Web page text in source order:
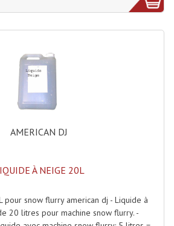
Double Cd Mixage Intégrée
Lasers Simple Et Mp3 (rack 19")
Minidisc
Platines Dvd Pour Dj
De Niveau Sonore
AMERICAN DJ
À NEIGE 20L
pour snow flurry american dj - Liquide à
20 litres pour machine snow flurry. -